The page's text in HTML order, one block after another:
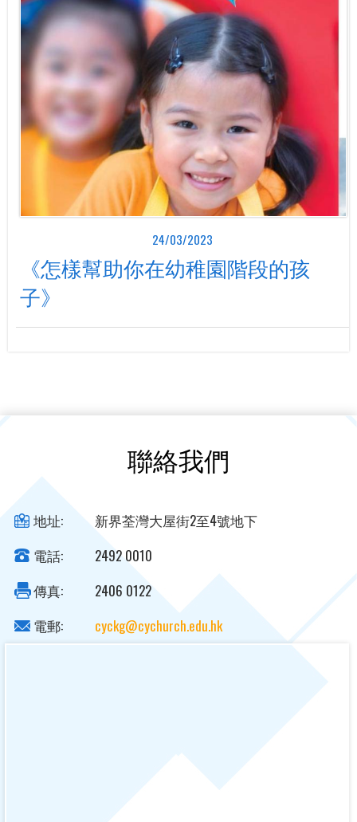
24/03/2023
《怎樣幫助你在幼稚園階段的孩
子》
聯絡我們
地址:
新界荃灣大屋街2至4號地下
電話:
2492 0010
傳真:
2406 0122
電郵:
cyckg@cychurch.edu.hk